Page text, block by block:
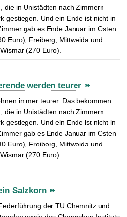
die in Unistädten nach Zimmern
gestiegen. Und ein Ende ist nicht in
gab es Ende Januar im Osten
Euro), Freiberg, Mittweida und
(270 Euro).
werden teurer
immer teurer. Das bekommen
die in Unistädten nach Zimmern
gestiegen. Und ein Ende ist nicht in
gab es Ende Januar im Osten
Euro), Freiberg, Mittweida und
(270 Euro).
Salzkorn
der TU Chemnitz und